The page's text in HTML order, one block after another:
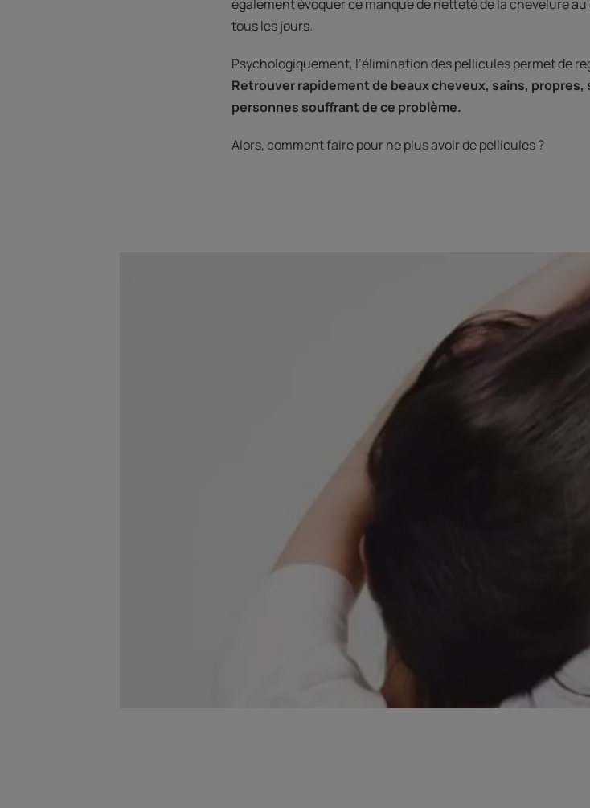
également évoquer ce manque de netteté de la chevelure
tous les jours.
Psychologiquement, l’élimination des pellicules permet de
Retrouver rapidement de beaux cheveux, sains,
personnes souffrant de ce problème.
Alors, comment faire pour ne plus avoir de pellicules ?